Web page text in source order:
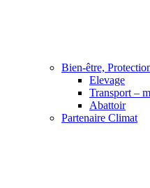
Bien-être,
Elevage
Transport –
Abattoir
Partenaire Climat